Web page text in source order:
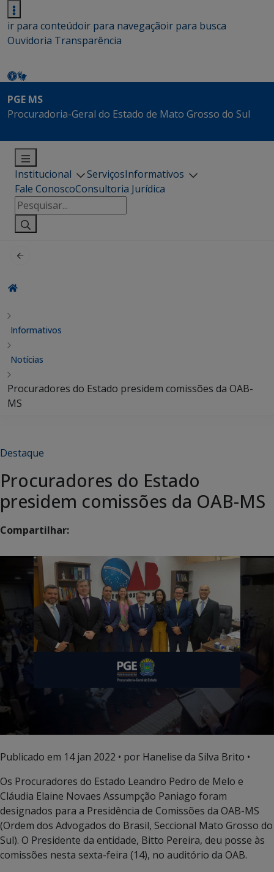
ir para conteúdoir para navegaçãoir para busca
Ouvidoria Transparência
PGE MS
Procuradoria-Geral do Estado de Mato Grosso do Sul
Institucional ServiçosInformativos
Fale ConoscoConsultoria Jurídica
Pesquisar
por:
Informativos
Notícias
Procuradores do Estado presidem comissões da OAB-
MS
Destaque
Procuradores do Estado
presidem comissões da OAB-MS
Compartilhar:
Publicado em 14 jan 2022 • por Hanelise da Silva Brito •
Os Procuradores do Estado Leandro Pedro de Melo e
Cláudia Elaine Novaes Assumpção Paniago foram
designados para a Presidência de Comissões da OAB-MS
(Ordem dos Advogados do Brasil, Seccional Mato Grosso do
Sul). O Presidente da entidade, Bitto Pereira, deu posse às
comissões nesta sexta-feira (14), no auditório da OAB.